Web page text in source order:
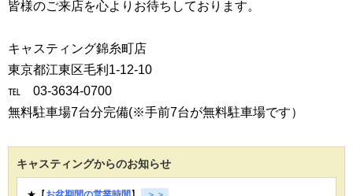
皆様のご来店を心よりお待ちしております。
キャスティング錦糸町店
東京都江東区毛利1-12-10
℡ 03-3634-0700
無料駐車場7台分完備(※手前7台が無料駐車場です）
キャスティングからのお知らせ